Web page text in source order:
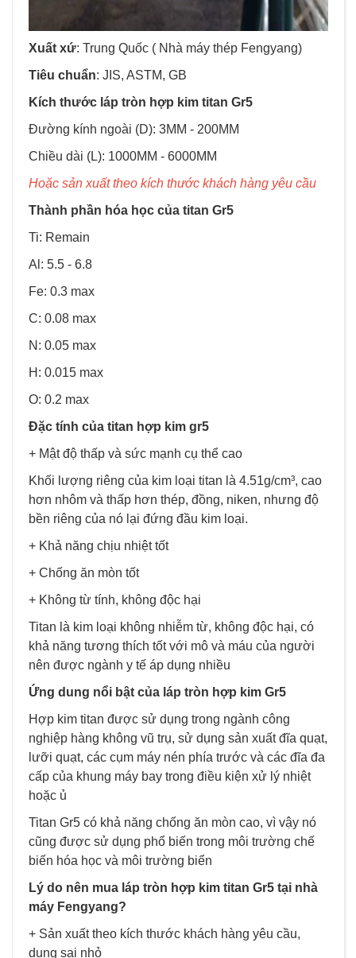
Xuất xứ: Trung Quốc ( Nhà máy thép Fengyang)
Tiêu chuẩn: JIS, ASTM, GB
Kích thước láp tròn hợp kim titan Gr5
Đường kính ngoài (D): 3MM - 200MM
Chiều dài (L): 1000MM - 6000MM
Hoặc sản xuất theo kích thước khách hàng yêu cầu
Thành phần hóa học của titan Gr5
Ti: Remain
Al: 5.5 - 6.8
Fe: 0.3 max
C: 0.08 max
N: 0.05 max
H: 0.015 max
O: 0.2 max
Đặc tính của titan hợp kim gr5
+ Mật độ thấp và sức mạnh cụ thể cao
Khối lượng riêng của kim loại titan là 4.51g/cm³, cao
hơn nhôm và thấp hơn thép, đồng, niken, nhưng độ
bền riêng của nó lại đứng đầu kim loại.
+ Khả năng chịu nhiệt tốt
+ Chống ăn mòn tốt
+ Không từ tính, không độc hại
Titan là kim loại không nhiễm từ, không độc hại, có
khả năng tương thích tốt với mô và máu của người
nên được ngành y tế áp dụng nhiều
Ứng dung nổi bật của láp tròn hợp kim Gr5
Hợp kim titan được sử dụng trong ngành công
nghiệp hàng không vũ trụ, sử dụng sản xuất đĩa quạt,
lưỡi quạt, các cụm máy nén phía trước và các đĩa đa
cấp của khung máy bay trong điều kiện xử lý nhiệt
hoặc ủ
Titan Gr5 có khả năng chống ăn mòn cao, vì vậy nó
cũng được sử dụng phổ biến trong môi trường chế
biến hóa học và môi trường biển
Lý do nên mua láp tròn hợp kim titan Gr5 tại nhà
máy Fengyang?
+ Sản xuất theo kích thước khách hàng yêu cầu,
dung sai nhỏ